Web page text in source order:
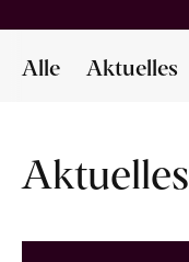
Alle Aktuelles
Aktuelles